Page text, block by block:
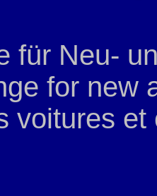
für Neu-
for new
voitures